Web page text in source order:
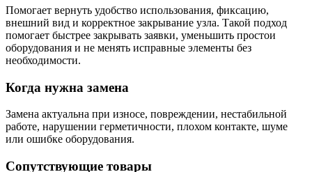
Помогает вернуть удобство использования, фиксацию,
внешний вид и корректное закрывание узла. Такой подход
помогает быстрее закрывать заявки, уменьшить простои
оборудования и не менять исправные элементы без
необходимости.
Когда нужна замена
Замена актуальна при износе, повреждении, нестабильной
работе, нарушении герметичности, плохом контакте, шуме
или ошибке оборудования.
Сопутствующие товары